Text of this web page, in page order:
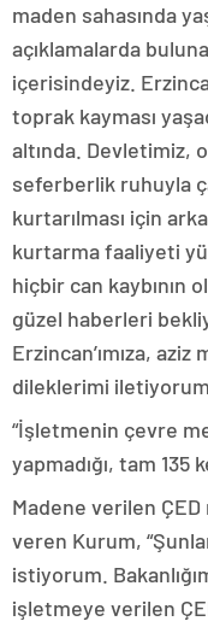
maden sahasında
açıklamalarda
içerisindeyiz.
toprak kayması
altında. Devletimiz,
seferberlik ruhuyla
kurtarılması için
kurtarma faaliyeti
hiçbir can kaybının
güzel haberleri
Erzincan’ımıza,
dileklerimi
“İşletmenin çevre
yapmadığı, tam 135
Madene verilen
veren Kurum,
istiyorum.
işletmeye verilen